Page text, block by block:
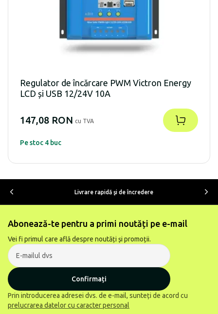
Regulator de încărcare PWM Victron Energy
LCD și USB 12/24V 10A
147,08 RON cu TVA
Pe stoc 4 buc
Livrare rapidă şi de încredere
Abonează-te pentru a primi noutăți pe e-mail
Vei fi primul care află despre noutăți și promoții.
Confirmați
Prin introducerea adresei dvs. de e-mail, sunteți de acord cu
prelucrarea datelor cu caracter personal